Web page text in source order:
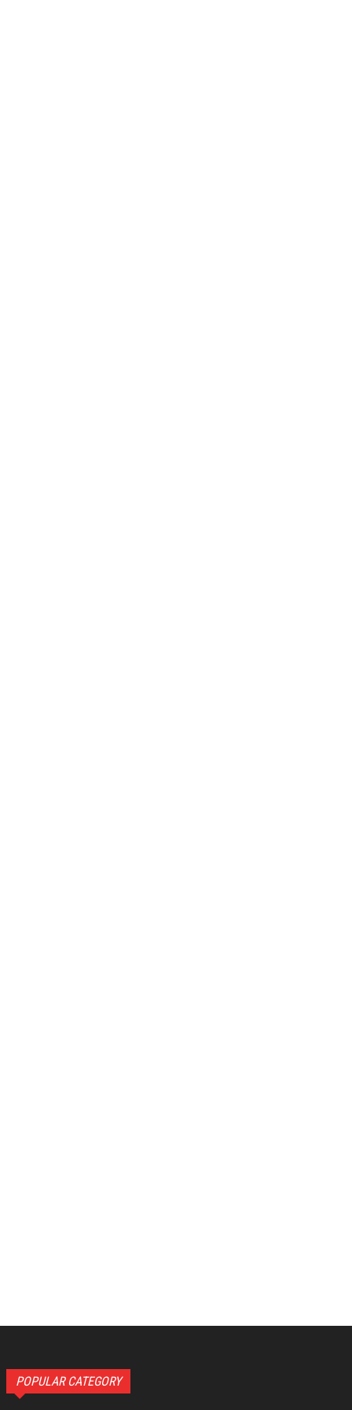
POPULAR CATEGORY